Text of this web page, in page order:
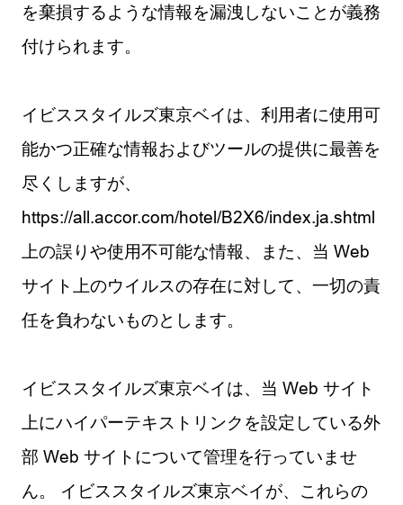
を棄損するような情報を漏洩しないことが義務
付けられます。
イビススタイルズ東京ベイは、利用者に使用可
能かつ正確な情報およびツールの提供に最善を
尽くしますが、
https://all.accor.com/hotel/B2X6/index.ja.shtml
上の誤りや使用不可能な情報、また、当 Web
サイト上のウイルスの存在に対して、一切の責
任を負わないものとします。
イビススタイルズ東京ベイは、当 Web サイト
上にハイパーテキストリンクを設定している外
部 Web サイトについて管理を行っていませ
ん。 イビススタイルズ東京ベイが、これらの